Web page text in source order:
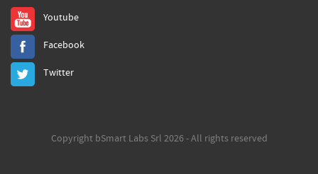
Youtube
Facebook
Twitter
Copyright bSmart Labs Srl 2026 - All rights reserved